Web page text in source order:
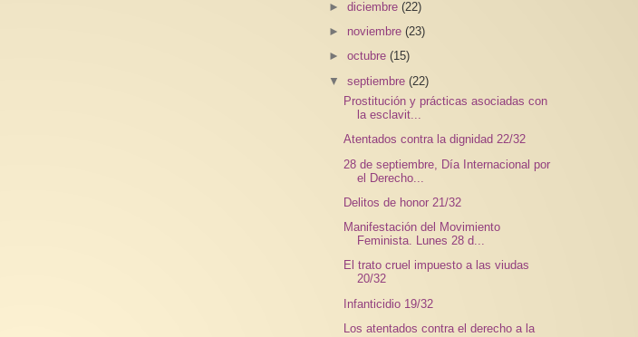
►diciembre(22)
► noviembre(23)
►octubre(15)
▼septiembre(22)
Prostitución y prácticas asociadas con
la esclavit...
Atentados contra la dignidad 22/32
28 de septiembre, Día Internacional por
el Derecho...
Delitos de honor 21/32
Manifestación del Movimiento
Feminista. Lunes 28 d...
El trato cruel impuesto a las viudas
20/32
Infanticidio 19/32
Los atentados contra el derecho a la